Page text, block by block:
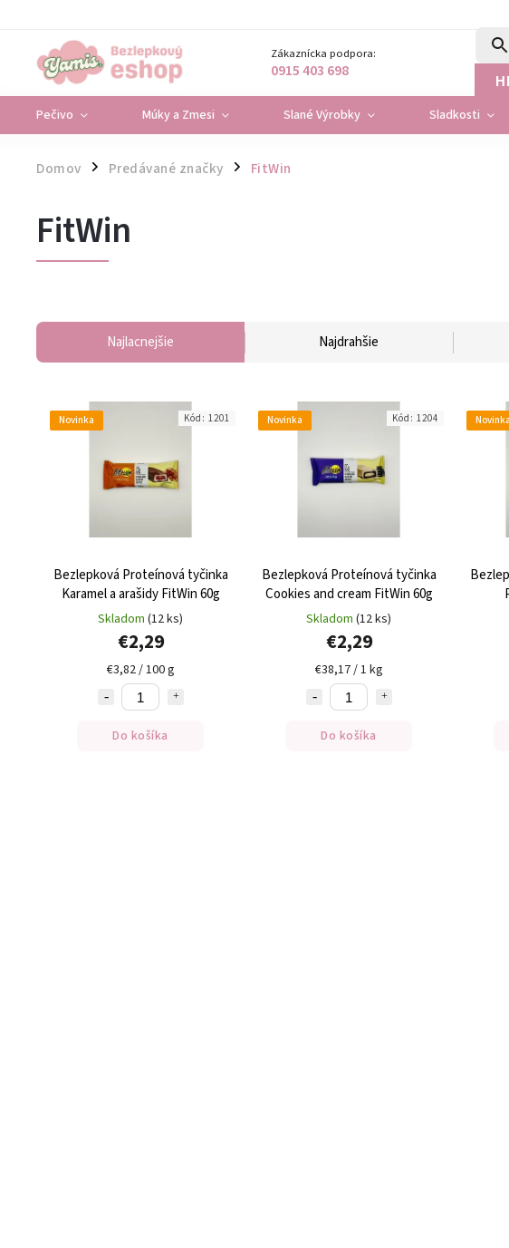
Zákaznícka podpora:
0915 403 698
Pečivo Múky a Zmesi Slané Výrobky Sladkosti
Domov / Predávané značky / FitWin
FitWin
Najlacnejšie Najdrahšie
Novinka
Bezlepková Proteínová tyčinka
Karamel a arašidy FitWin 60g
Skladom (12 ks)
€2,29
€3,82 / 100 g
Do košíka
Kód: 1201 Novinka
Bezlepková Proteínová tyčinka
Cookies and cream FitWin 60g
Skladom (12 ks)
€2,29
€38,17 / 1 kg
Do košíka
Kód: 1204 Novinka